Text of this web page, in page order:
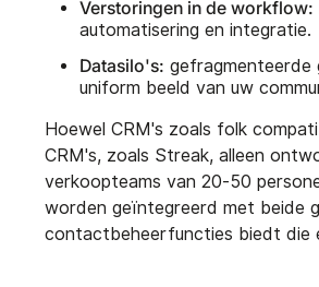
Verstoringen in de workflow:
automatisering en integratie.
Datasilo's: gefragmenteerde
uniform beeld van uw
Hoewel CRM's zoals folk
CRM's, zoals Streak, alleen
verkoopteams van 20-50
worden geïntegreerd met beide
contactbeheerfuncties biedt die